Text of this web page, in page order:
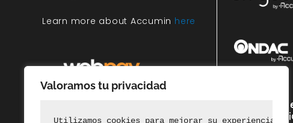
Valoramos tu privacidad
Utilizamos cookies para mejorar su experiencia
Learn more about Accumin here
Miembro